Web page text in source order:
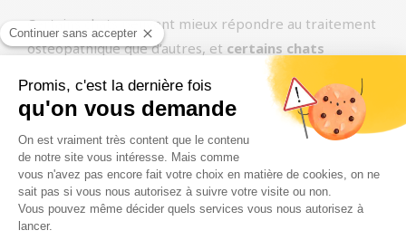
Certains chats peuvent mieux répondre au traitement
ostéopathique que d’autres, et certains chats
pas en tirer de bénéfices
chat ne montre aucune amélioration après un
traitement, il est possible d’essayer un autre
ostéopatheou de passer à une autre forme de
traitement.
Choix d’un Ostéopathe